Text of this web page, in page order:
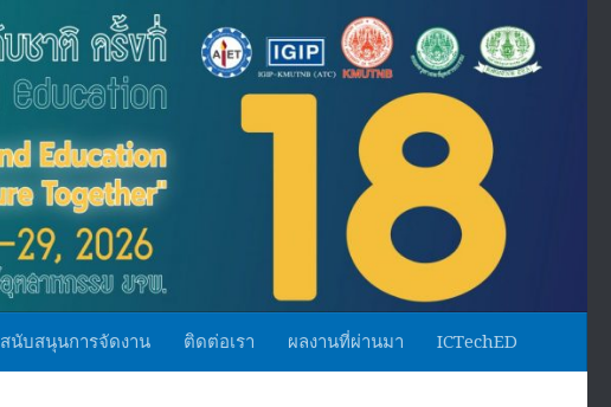
สนับสนุนการจัดงาน ติดต่อเรา ผลงานที่ผ่านมา ICTechED